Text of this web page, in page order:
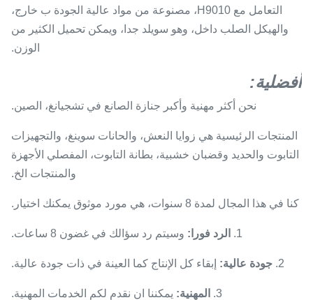
التعامل مع H9010، مصنوعة من مواد عالية الجودة ب خارج،
والهيكل الصلب داخل، وهو سويلد جدا، ويمكن تحميل الكثير من
الوزن.
أفضلية:
نحن أكثر مهنية وأكبر جنازة الصانع في تشجيانغ، الصين.
المنتجات الرئيسية هي زوايا النعش، والحانات سوينغ، والتجهيزات
التابوت والحديد وقضبان خشبية، بطانة التابوت، المفصلي الأجهزة
والمنتجات الخ.
كنا في هذا المجال لمدة 8 سنوات، هي مورد موثوق يمكنك اختيار.
1. الرد فورا: وسيتم رد سؤالك في غضون 8 ساعات.
2. جودة عالية: إبقاء كل الإنتاج كما العينة في ذات جودة عالية.
3. المهنية: يمكننا ان نقدم لكم الخدمات المهنية.